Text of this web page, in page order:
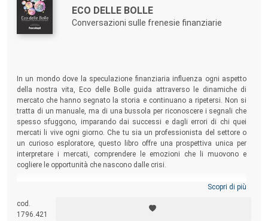
ECO DELLE BOLLE
Conversazioni sulle frenesie finanziarie
In un mondo dove la speculazione finanziaria influenza ogni aspetto
della nostra vita, Eco delle Bolle guida attraverso le dinamiche di
mercato che hanno segnato la storia e continuano a ripetersi. Non si
tratta di un manuale, ma di una bussola per riconoscere i segnali che
spesso sfuggono, imparando dai successi e dagli errori di chi quei
mercati li vive ogni giorno. Che tu sia un professionista del settore o
un curioso esploratore, questo libro offre una prospettiva unica per
interpretare i mercati, comprendere le emozioni che li muovono e
cogliere le opportunità che nascono dalle crisi.
Scopri di più
cod.
1796.421